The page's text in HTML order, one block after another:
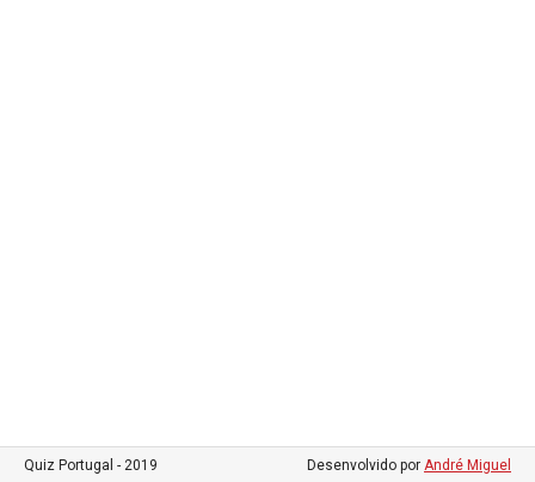
Desenvolvido por André Miguel
Quiz Portugal - 2019